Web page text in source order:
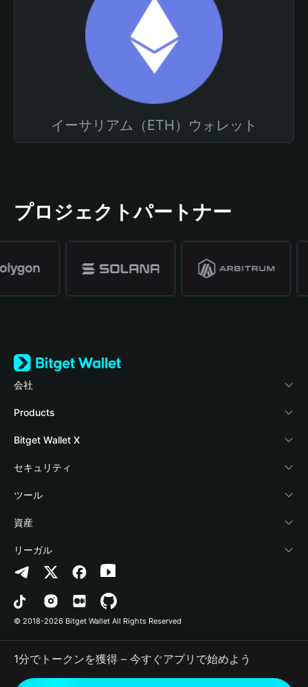
イーサリアム（ETH）ウォレット
プロジェクトパートナー
会社
Bitget Walletについて
ブログ
アカデミー
暗号資産ニュース
Help Center
お問い合わせ
ブランドリソース
キャリア
Products
Crypto Card
Stablecoin Earn
Payfi Crypto
Crypto Swap API
Altcoin Season Index
Prediction Markets
DApp
RWA
Bitget Wallet X
デベロッパー
ウォレットを接続
Bitget Wallet Pay
プロジェクトを掲載
セキュリティ
保護基金
セキュリティ技術
ツール
暗号資産を購入
認証検出
コントラクト検出
一括送金
資産
Arbitrum
Avalanche
Bitcoin
Polygon
リーガル
プライバシーポリシー
利用規約
© 2018-2026 Bitget Wallet All Rights Reserved
1分でトークンを獲得 – 今すぐアプリで始めよう